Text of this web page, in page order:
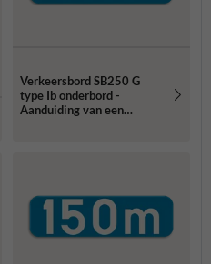
Verkeersbord SB250 G
type Ib onderbord -
Aanduiding van een